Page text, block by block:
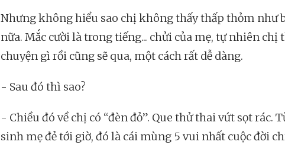
Nhưng không hiểu sao chị không thấy thấp thỏm như
nữa. Mắc cười là trong tiếng... chửi của mẹ, tự nhiên chị
chuyện gì rồi cũng sẽ qua, một cách rất dễ dàng.
- Sau đó thì sao?
- Chiều đó về chị có “đèn đỏ”. Que thử thai vứt sọt rác.
sinh mẹ đẻ tới giờ, đó là cái mùng 5 vui nhất cuộc đời